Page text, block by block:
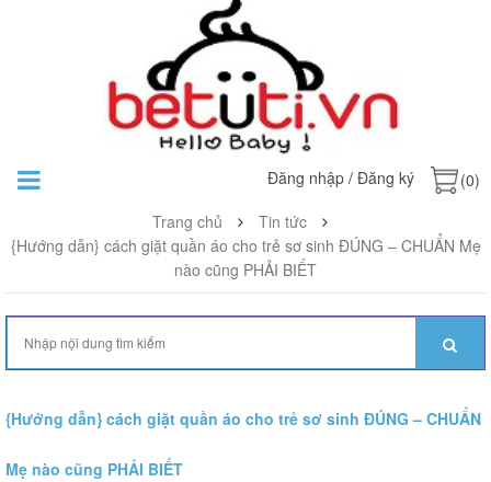
Đăng nhập / Đăng ký
(0)
Trang chủ
Tin tức
{Hướng dẫn} cách giặt quần áo cho trẻ sơ sinh ĐÚNG – CHUẨN Mẹ
nào cũng PHẢI BIẾT
{Hướng dẫn} cách giặt quần áo cho trẻ sơ sinh ĐÚNG – CHUẨN
Mẹ nào cũng PHẢI BIẾT